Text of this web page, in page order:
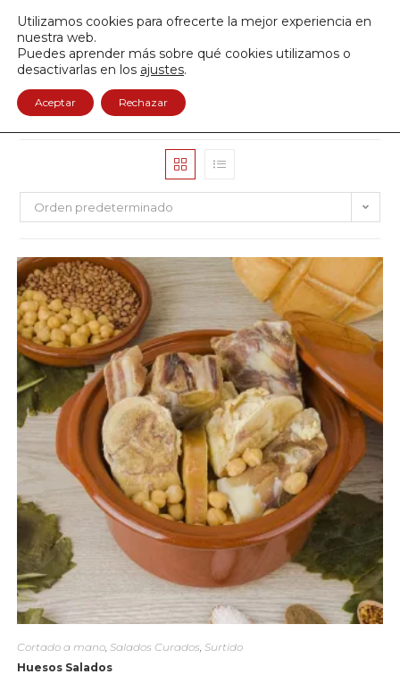
Envío GRATIS a partir de 50€
Orden predeterminado
Cortado a mano, Salados Curados Surtido
Huesos Salados
Utilizamos cookies para ofrecerte la mejor experiencia en
nuestra web.
Puedes aprender más sobre qué cookies utilizamos o
desactivarlas en los ajustes.
Aceptar Rechazar